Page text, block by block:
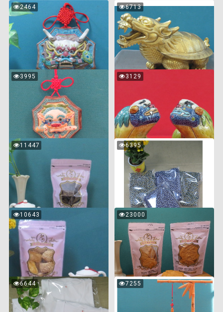
2464
次
瀏
覽
大
八
卦
龍
頭
大八卦龍頭
機關：嘉義監獄
$1200
6713
次
瀏
覽
大
龍
龜
大龍龜
機關：嘉義監獄
$2700
常溫
3995
次
小
小八卦獅頭
機關：嘉義監獄
$200
常溫
3129
次
小
鎮
(對)
小獅文鎮(對)
機關：嘉義監獄
$300
常溫
11447
次
瀏
覽
巧
克
力
香
片
巧克力香片
機關：嘉義監獄
$90
常溫
6395
次
平
平口內褲
機關：嘉義監獄
$100
10643
次
瀏
覽
杏
仁
千
酥
23000
次
杏
片
6644
次
瀏
覽
短
內
7255
次
節